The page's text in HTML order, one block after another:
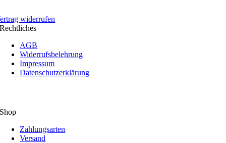
widerrufen
Rechtliches
AGB
Widerrufsbelehrung
Impressum
Datenschutzerklärung
Shop
Zahlungsarten
Versand